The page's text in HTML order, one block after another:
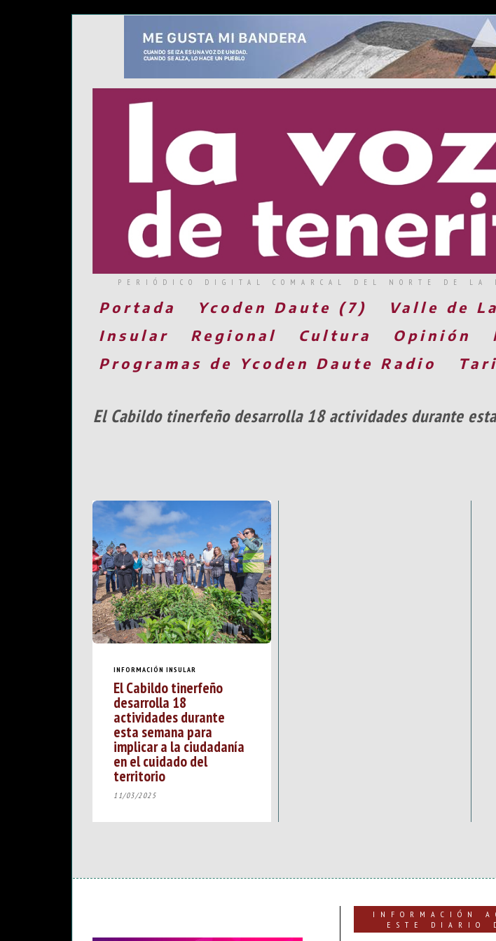
PERIÓDICO DIGITAL COMARCAL DEL NORTE DE
Portada Ycoden Daute (7) Valle de
Insular
Regional Cultura Opinión
Programas de Ycoden Daute Radio
El Cabildo tinerfeño desarrolla 18 actividades durante
INFORMACIÓN INSULAR
El Cabildo tinerfeño
desarrolla 18
actividades durante
esta semana para
implicar a la ciudadanía
en el cuidado del
territorio
11/03/2025
INFORMACIÓN
ESTE DIARIO